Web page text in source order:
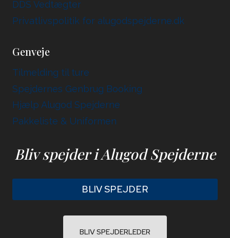
DDS Vedtægter
Privatlivspolitik for alugodspejderne.dk
Genveje
Tilmelding til ture
Spejdernes Genbrug Booking
Hjælp Alugod Spejderne
Pakkeliste & Uniformen
Bliv spejder i Alugod Spejderne
BLIV SPEJDER
BLIV SPEJDERLEDER